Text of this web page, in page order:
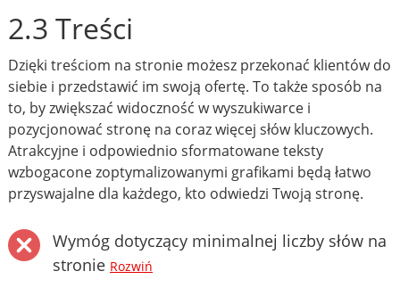
2.3 Treści
Dzięki treściom na stronie możesz przekonać klientów do
siebie i przedstawić im swoją ofertę. To także sposób na
to, by zwiększać widoczność w wyszukiwarce i
pozycjonować stronę na coraz więcej słów kluczowych.
Atrakcyjne i odpowiednio sformatowane teksty
wzbogacone zoptymalizowanymi grafikami będą łatwo
przyswajalne dla każdego, kto odwiedzi Twoją stronę.
Wymóg dotyczący minimalnej liczby słów na
stronie Rozwiń